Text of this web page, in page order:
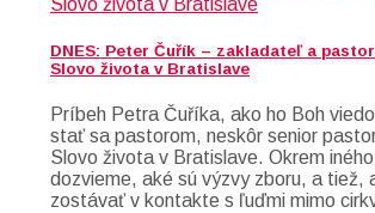
DNES: Peter Čuřík – zakladateľ a
Slovo života v Bratislave
Príbeh Petra Čuříka, ako ho Boh
stať sa pastorom, neskôr senior
Slovo života v Bratislave. Okrem
dozvieme, aké sú výzvy zboru, a tiež,
zostávať v kontakte s ľuďmi mimo